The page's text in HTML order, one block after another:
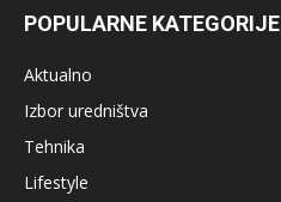
POPULARNE KATEGORIJE
Aktualno
Izbor uredništva
Tehnika
Lifestyle